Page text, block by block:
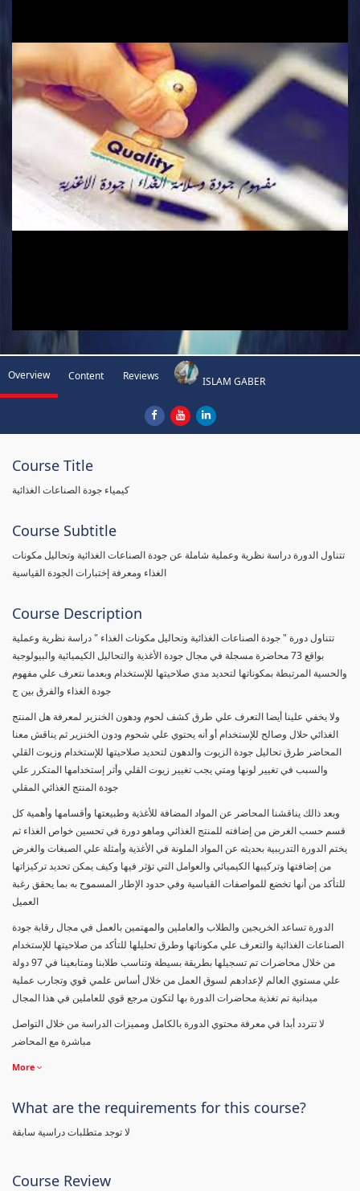
Overview Content Reviews ISLAM GABER
Course Title
كيمياء جودة الصناعات الغذائية
Course Subtitle
تتناول الدورة دراسة نظرية وعملية شاملة عن جودة الصناعات الغذائية وتحاليل مكونات
الغذاء ومعرفة إختبارات الجودة القياسية
Course Description
تتناول دورة " جودة الصناعات الغذائية وتحاليل مكونات الغذاء " دراسة نظرية وعملية
بواقع 73 محاضرة مسجلة في مجال جودة الأغذية والتحاليل الكيميائية والبيولوجية
والحسية المرتبطة بمكوناتها لتحديد مدي صلاحيتها للإستخدام وبعدما نتعرف علي مفهوم
جودة الغذاء والفرق بين ج
ولا يخفي علينا أيضا التعرف علي طرق كشف لحوم ودهون الخنزير لمعرفة هل المنتج
الغذائي حلال وصالح للإستخدام أو أنه يحتوي علي شحوم ودون الخنزير ثم يناقش معنا
المحاضر طرق تحاليل جودة الزيوت والدهون لتحديد صلاحيتها للإستخدام وزيوت القلي
والسبب في تغيير لونها ومتي يجب تغيير زيوت القلي وأثر إستخدامها المتكرر علي
جودة المنتج الغذائي المقلي
وبعد ذالك يناقشنا المحاضر عن المواد المضافة للأغذية وطبيعتها وأقسامها وأهمية كل
قسم حسب الغرض من إضافته للمنتج الغذائي وماهو دورة في تحسين خواص الغذاء ثم
يختم الدورة التدريبية بحديثه عن المواد الملونة في الأغذية وأمثلة علي الصبغات والغرض
من إضافتها وتركيبها الكيميائي والعوامل التي تؤثر فيها وكيف يمكن تحديد تركيزاتها
للتأكد من أنها تخضع للمواصفات القياسية وفي حدود الإطار المسموح به بما يحقق رغبة
العميل
الدورة تساعد الخريجين والطلاب والعاملين والمهتمين بالعمل في مجال رقابة جودة
الصناعات الغذائية والتعرف علي مكوناتها وطرق تحليلها للتأكد من صلاحيتها للإستخدام
من خلال محاضرات تم تسجيلها بطريقة بسيطة وتناسب طلابنا ومتابعينا في 97 دولة
علي مستوي العالم لإعدادهم لسوق العمل من خلال أساس علمي قوي وتجارب عملية
ميدانية تم تغذية محاضرات الدورة بها لتكون مرجع قوي للعاملين في هذا المجال
لا تتردد أبدا في معرفة محتوي الدورة بالكامل ومميزات الدراسة من خلال التواصل
مباشرة مع المحاضر
More
What are the requirements for this course?
لا توجد متطلبات دراسية سابقة
Course Review